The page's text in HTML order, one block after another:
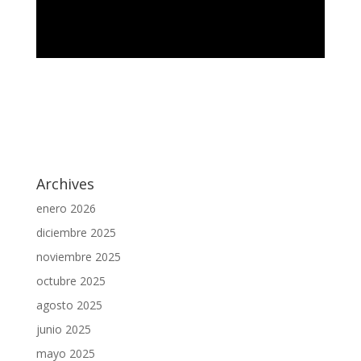
Archives
enero 2026
diciembre 2025
noviembre 2025
octubre 2025
agosto 2025
junio 2025
mayo 2025